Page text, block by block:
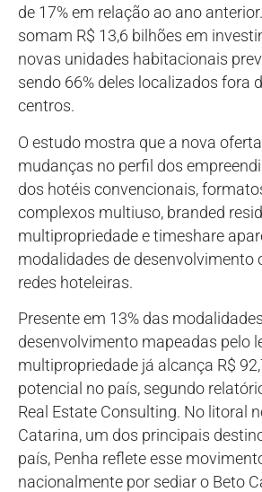
de 17% em relação ao ano
somam R$ 13,6 bilhões em
novas unidades habitacionais
sendo 66% deles localizados fora
centros.
O estudo mostra que a nova
mudanças no perfil dos
dos hotéis convencionais,
complexos multiuso, branded
multipropriedade e timeshare
modalidades de desenvolvimento
redes hoteleiras.
Presente em 13% das
desenvolvimento mapeadas pelo
multipropriedade já alcança R$
potencial no país, segundo
Real Estate Consulting. No litoral
Catarina, um dos principais
país, Penha reflete esse
nacionalmente por sediar o Beto